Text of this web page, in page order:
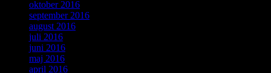
oktober 2016
september 2016
august 2016
juli 2016
juni 2016
maj 2016
april 2016